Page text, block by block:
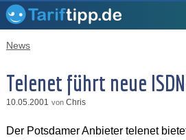
News
Telenet führt neue
10.05.2001 von Chris
Der Potsdamer Anbieter telenet